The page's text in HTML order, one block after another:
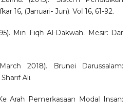
16, (Januari- Jun). Vol 16, 61-92.
Min Fiqh Al-Dakwah. Mesir: Dar
2018). Brunei Darussalam:
Ali.
Arah Pemerkasaan Modal Insan: